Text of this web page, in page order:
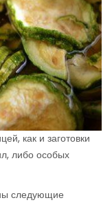
как и заготовки
либо особых
следующие